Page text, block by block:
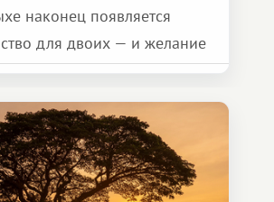
наконец появляется
для двоих — и желание
близкого человека что-то
Не обязательно
но тёплое
:)